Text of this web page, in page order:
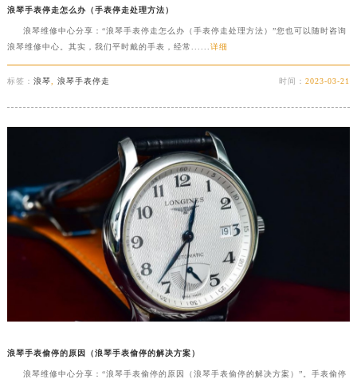
浪琴手表停走怎么办（手表停走处理方法）
浪琴维修中心分享：“浪琴手表停走怎么办（手表停走处理方法）”您也可以随时咨询
浪琴维修中心。其实，我们平时戴的手表，经常...... 详细
标签： 浪琴 浪琴手表停走 时间：2023-03-21
浪琴手表偷停的原因（浪琴手表偷停的解决方案）
浪琴维修中心分享：“浪琴手表偷停的原因（浪琴手表偷停的解决方案）”。手表偷停